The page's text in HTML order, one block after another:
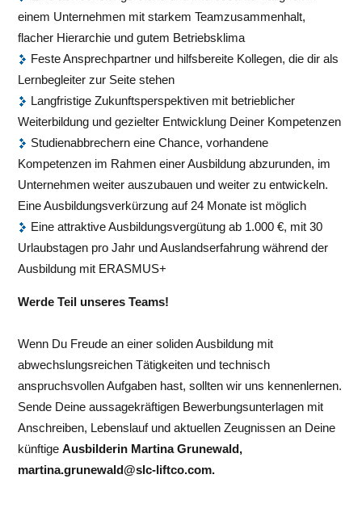
einem Unternehmen mit starkem Teamzusammenhalt,
flacher Hierarchie und gutem Betriebsklima
Feste Ansprechpartner und hilfsbereite Kollegen, die dir als
Lernbegleiter zur Seite stehen
Langfristige Zukunftsperspektiven mit betrieblicher
Weiterbildung und gezielter Entwicklung Deiner Kompetenzen
Studienabbrechern eine Chance, vorhandene
Kompetenzen im Rahmen einer Ausbildung abzurunden, im
Unternehmen weiter auszubauen und weiter zu entwickeln.
Eine Ausbildungsverkürzung auf 24 Monate ist möglich
Eine attraktive Ausbildungsvergütung ab 1.000 €, mit 30
Urlaubstagen pro Jahr und Auslandserfahrung während der
Ausbildung mit ERASMUS+
Werde Teil unseres Teams!
Wenn Du Freude an einer soliden Ausbildung mit
abwechslungsreichen Tätigkeiten und technisch
anspruchsvollen Aufgaben hast, sollten wir uns kennenlernen.
Sende Deine aussagekräftigen Bewerbungsunterlagen mit
Anschreiben, Lebenslauf und aktuellen Zeugnissen an Deine
künftigeAusbilderin Martina Grunewald,
martina.grunewald@slc-liftco.com.